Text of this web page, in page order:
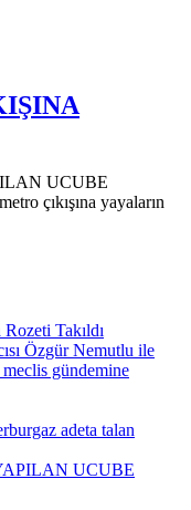
UCUBE
çıkışına yayaların
Takıldı
Özgür Nemutlu ile
gündemine
adeta talan
UCUBE